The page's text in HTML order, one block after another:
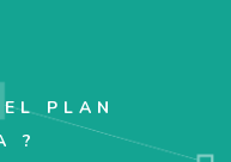
PLAN
?